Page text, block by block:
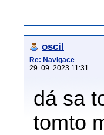
oscil
Re: Navigace
29. 09. 2023 11:31
dá sa
tomto